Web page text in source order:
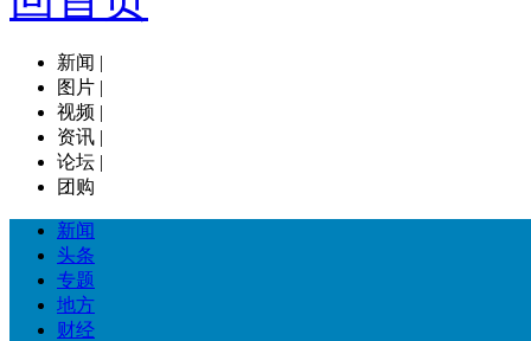
新闻 |
图片 |
视频 |
资讯 |
论坛 |
团购
新闻
头条
专题
地方
财经